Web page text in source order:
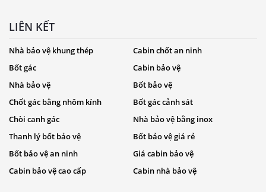
LIÊN KẾT
Nhà bảo vệ khung thép
Cabin chốt an ninh
Bốt gác
Cabin bảo vệ
Nhà bảo vệ
Bốt bảo vệ
Chốt gác bằng nhôm kính
Bốt gác cảnh sát
Chòi canh gác
Nhà bảo vệ bằng inox
Thanh lý bốt bảo vệ
Bốt bảo vệ giá rẻ
Bốt bảo vệ an ninh
Giá cabin bảo vệ
Cabin bảo vệ cao cấp
Cabin nhà bảo vệ